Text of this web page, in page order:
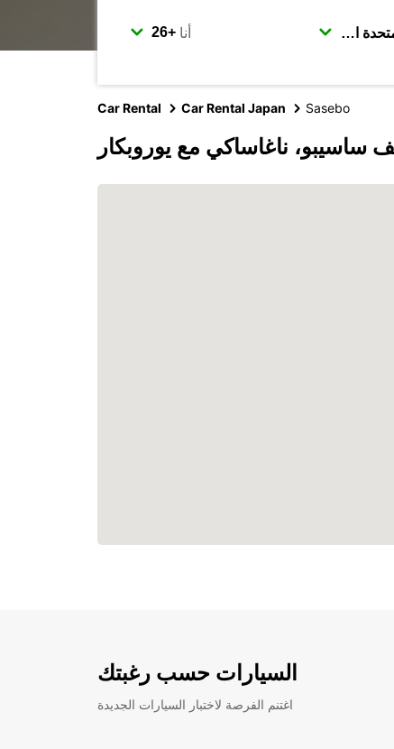
أنا
Car Rental Car Rental Japan Sasebo
ساسيبو، ناغاساكي مع يوروبكار
السيارات حسب رغبتك
اغتنم الفرصة لاختبار السيارات الجديدة